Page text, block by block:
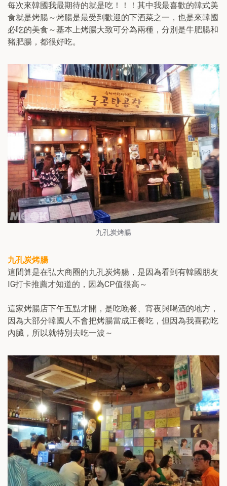
每次來韓國我最期待的就是吃！！！其中我最喜歡的韓式美
食就是烤腸～烤腸是最受到歡迎的下酒菜之一，也是來韓國
必吃的美食～基本上烤腸大致可分為兩種，分別是牛肥腸和
豬肥腸，都很好吃。
九孔炭烤腸
九孔炭烤腸
這間算是在弘大商圈的九孔炭烤腸，是因為看到有韓國朋友
IG打卡推薦才知道的，因為CP值很高～
這家烤腸店下午五點才開，是吃晚餐、宵夜與喝酒的地方，
因為大部分韓國人不會把烤腸當成正餐吃，但因為我喜歡吃
內臟，所以就特別去吃一波～